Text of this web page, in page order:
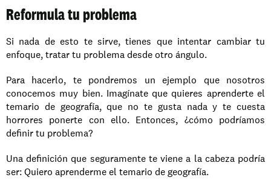
Reformula tu problema
Si nada de esto te sirve, tienes que intentar cambiar tu
enfoque, tratar tu problema desde otro ángulo.
Para hacerlo, te pondremos un ejemplo que nosotros
conocemos muy bien. Imagínate que quieres aprenderte el
temario de geografía, que no te gusta nada y te cuesta
horrores ponerte con ello. Entonces, ¿cómo podríamos
definir tu problema?
Una definición que seguramente te viene a la cabeza podría
ser: Quiero aprenderme el temario de geografía.